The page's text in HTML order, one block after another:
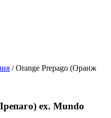
/ Orange Prepago (Оранж
ex. Mundo